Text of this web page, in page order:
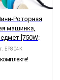
Роторная
машинка,
[750W;
4500/min;
EP804K